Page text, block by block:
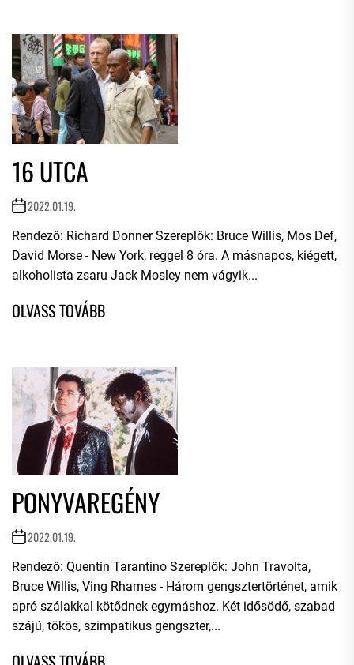
16 UTCA
2022.01.19.
Rendező: Richard Donner Szereplők: Bruce Willis, Mos Def,
David Morse - New York, reggel 8 óra. A másnapos, kiégett,
alkoholista zsaru Jack Mosley nem vágyik...
PONYVAREGÉNY
2022.01.19.
Rendező: Quentin Tarantino Szereplők: John Travolta,
Bruce Willis, Ving Rhames - Három gengsztertörténet, amik
apró szálakkal kötődnek egymáshoz. Két idősödő, szabad
szájú, tökös, szimpatikus gengszter,...